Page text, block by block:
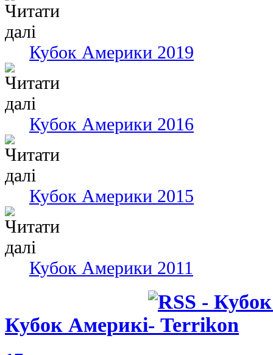
Кубок Америки 2019
Кубок Америки 2016
Кубок Америки 2015
Кубок Америки 2011
Кубок Америкі